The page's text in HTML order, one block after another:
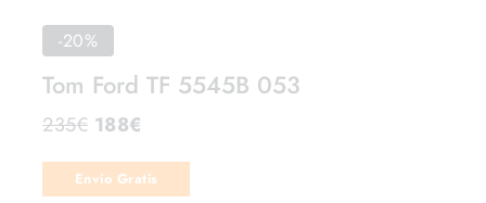
-20%
Tom Ford TF 5545B 053
235€ 188€
Envío Gratis